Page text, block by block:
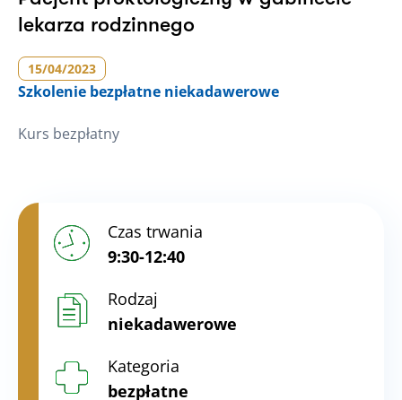
lekarza rodzinnego
15/04/2023
Szkolenie bezpłatne niekadawerowe
Kurs bezpłatny
Czas trwania
9:30-12:40
Rodzaj
niekadawerowe
Kategoria
bezpłatne